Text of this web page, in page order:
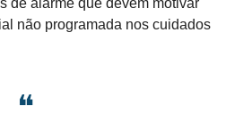
de alarme que devem motivar
não programada nos cuidados